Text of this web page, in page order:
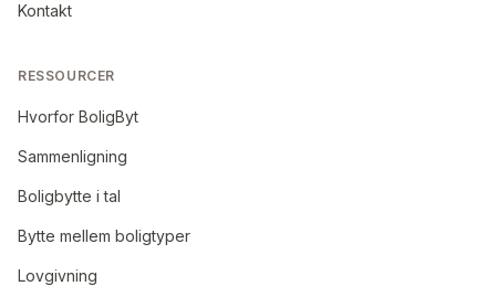
Kontakt
RESSOURCER
Hvorfor BoligByt
Sammenligning
Boligbytte i tal
Bytte mellem boligtyper
Lovgivning